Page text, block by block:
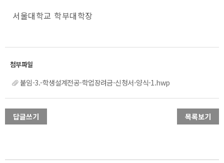
서울대학교 학부대학장
붙임-3.-학생설계전공-학업장려금-신청서-양식-1.hwp
답글쓰기 목록보기